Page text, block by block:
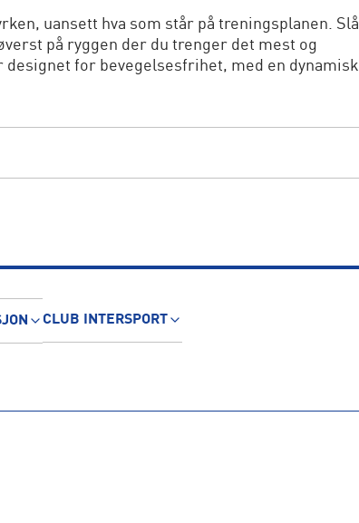
uansett hva som står på treningsplanen. Slå
på ryggen der du trenger det mest og
for bevegelsesfrihet, med en dynamisk
CLUB INTERSPORT